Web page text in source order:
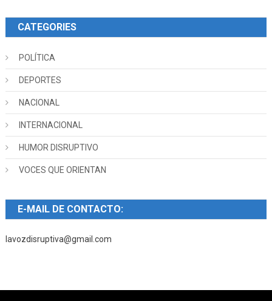
CATEGORIES
POLÍTICA
DEPORTES
NACIONAL
INTERNACIONAL
HUMOR DISRUPTIVO
VOCES QUE ORIENTAN
E-MAIL DE CONTACTO:
lavozdisruptiva@gmail.com